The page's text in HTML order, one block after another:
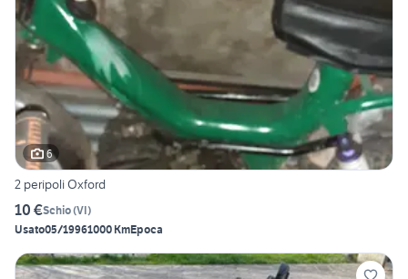
6
2 peripoli Oxford
10 €Schio(VI)
Usato05/19961000 KmEpoca